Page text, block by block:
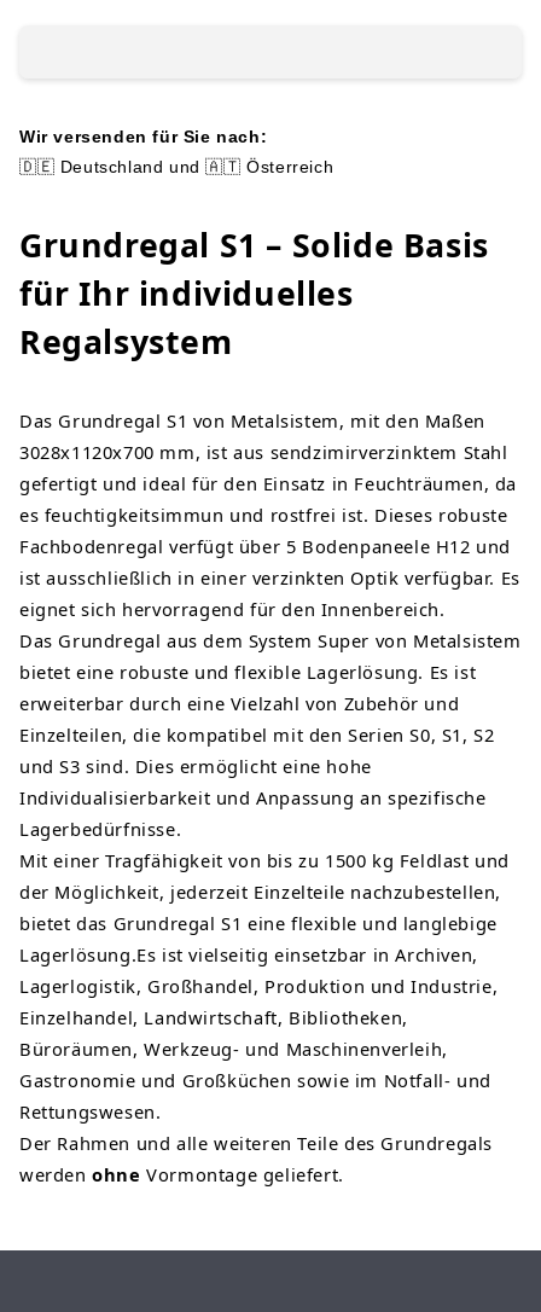
Wir versenden für Sie nach:
🇩🇪 Deutschland und 🇦🇹 Österreich
Grundregal S1 – Solide Basis
für Ihr individuelles
Regalsystem
Das Grundregal S1 von Metalsistem, mit den Maßen
3028x1120x700 mm, ist aus sendzimirverzinktem Stahl
gefertigt und ideal für den Einsatz in Feuchträumen, da
es feuchtigkeitsimmun und rostfrei ist. Dieses robuste
Fachbodenregal verfügt über 5 Bodenpaneele H12 und
ist ausschließlich in einer verzinkten Optik verfügbar. Es
eignet sich hervorragend für den Innenbereich.
Das Grundregal aus dem System Super von Metalsistem
bietet eine robuste und flexible Lagerlösung. Es ist
erweiterbar durch eine Vielzahl von Zubehör und
Einzelteilen, die kompatibel mit den Serien S0, S1, S2
und S3 sind. Dies ermöglicht eine hohe
Individualisierbarkeit und Anpassung an spezifische
Lagerbedürfnisse.
Mit einer Tragfähigkeit von bis zu 1500 kg Feldlast und
der Möglichkeit, jederzeit Einzelteile nachzubestellen,
bietet das Grundregal S1 eine flexible und langlebige
Lagerlösung.Es ist vielseitig einsetzbar in Archiven,
Lagerlogistik, Großhandel, Produktion und Industrie,
Einzelhandel, Landwirtschaft, Bibliotheken,
Büroräumen, Werkzeug- und Maschinenverleih,
Gastronomie und Großküchen sowie im Notfall- und
Rettungswesen.
Der Rahmen und alle weiteren Teile des Grundregals
werdenohne Vormontage geliefert.